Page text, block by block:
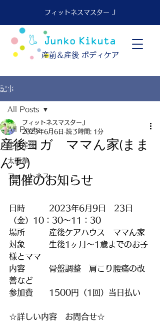
フィットネスマスター J
​産前＆産後 ボディケア
記事
All Posts
産前産後
太極拳
フィットネス
All Posts
産後ヨガ ママん家(まま
んち)
フィットネスマスターJ
2023年6月6日 読了時間: 1分
開催のお知らせ
日時　　　2023年6月9日　23日
（金）10：30〜11：30
場所　　　産後ケアハウス　ママん家
対象　　　生後1ヶ月～1歳までのお子
様とママ
内容　　　骨盤調整　肩こり腰痛の改
善など
参加費　　1500円（1回）当日払い
☆詳しい内容　お問合せ☆